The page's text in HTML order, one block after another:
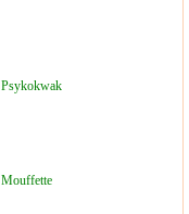
Psykokwak
Mouffette